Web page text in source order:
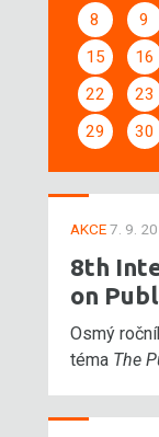
8
9
15
16
22
23
29
30
AKCE7. 9.
8th
on
Osmý
téma The